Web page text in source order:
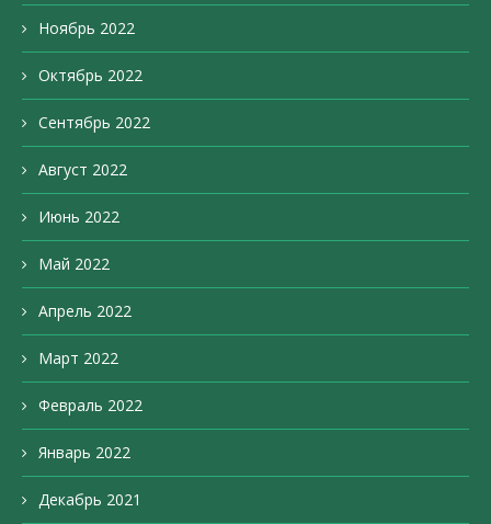
Ноябрь 2022
Октябрь 2022
Сентябрь 2022
Август 2022
Июнь 2022
Май 2022
Апрель 2022
Март 2022
Февраль 2022
Январь 2022
Декабрь 2021